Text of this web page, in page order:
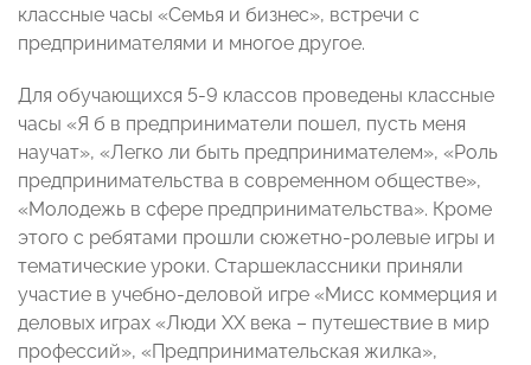
классные часы «Семья и бизнес», встречи с
предпринимателями и многое другое.
Для обучающихся 5-9 классов проведены классные
часы «Я б в предприниматели пошел, пусть меня
научат», «Легко ли быть предпринимателем», «Роль
предпринимательства в современном обществе»,
«Молодежь в сфере предпринимательства». Кроме
этого с ребятами прошли сюжетно-ролевые игры и
тематические уроки. Старшеклассники приняли
участие в учебно-деловой игре «Мисс коммерция и
деловых играх «Люди ХХ века – путешествие в мир
профессий», «Предпринимательская жилка»,